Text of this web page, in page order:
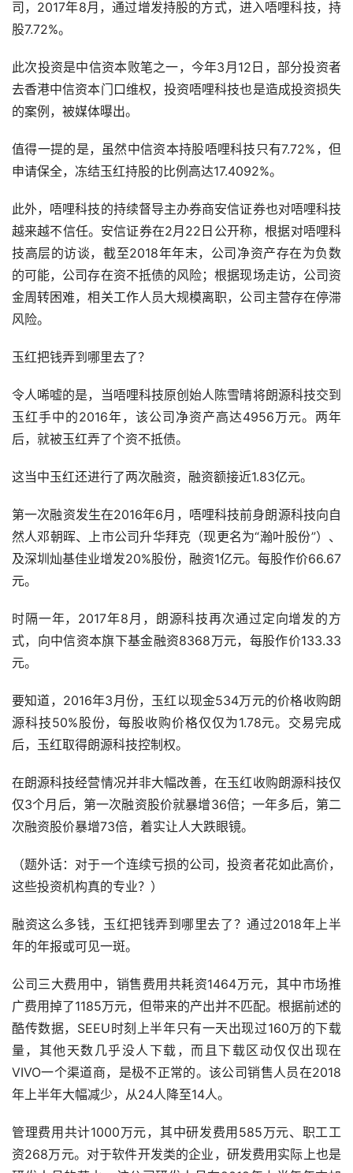
司，2017年8月，通过增发持股的方式，进入唔哩科技，持
股7.72%。
此次投资是中信资本败笔之一，今年3月12日，部分投资者
去香港中信资本门口维权，投资唔哩科技也是造成投资损失
的案例，被媒体曝出。
值得一提的是，虽然中信资本持股唔哩科技只有7.72%，但
申请保全，冻结玉红持股的比例高达17.4092%。
此外，唔哩科技的持续督导主办券商安信证券也对唔哩科技
越来越不信任。安信证券在2月22日公开称，根据对唔哩科
技高层的访谈，截至2018年年末，公司净资产存在为负数
的可能，公司存在资不抵债的风险；根据现场走访，公司资
金周转困难，相关工作人员大规模离职，公司主营存在停滞
风险。
玉红把钱弄到哪里去了？
令人唏嘘的是，当唔哩科技原创始人陈雪晴将朗源科技交到
玉红手中的2016年，该公司净资产高达4956万元。两年
后，就被玉红弄了个资不抵债。
这当中玉红还进行了两次融资，融资额接近1.83亿元。
第一次融资发生在2016年6月，唔哩科技前身朗源科技向自
然人邓朝晖、上市公司升华拜克（现更名为“瀚叶股份”）、
及深圳灿基佳业增发20%股份，融资1亿元。每股作价66.67
元。
时隔一年，2017年8月，朗源科技再次通过定向增发的方
式，向中信资本旗下基金融资8368万元，每股作价133.33
元。
要知道，2016年3月份，玉红以现金534万元的价格收购朗
源科技50%股份，每股收购价格仅仅为1.78元。交易完成
后，玉红取得朗源科技控制权。
在朗源科技经营情况并非大幅改善，在玉红收购朗源科技仅
仅3个月后，第一次融资股价就暴增36倍；一年多后，第二
次融资股价暴增73倍，着实让人大跌眼镜。
（题外话：对于一个连续亏损的公司，投资者花如此高价，
这些投资机构真的专业？）
融资这么多钱，玉红把钱弄到哪里去了？通过2018年上半
年的年报或可见一斑。
公司三大费用中，销售费用共耗资1464万元，其中市场推
广费用掉了1185万元，但带来的产出并不匹配。根据前述的
酷传数据，SEEU时刻上半年只有一天出现过160万的下载
量，其他天数几乎没人下载，而且下载区动仅仅出现在
VIVO一个渠道商，是极不正常的。该公司销售人员在2018
年上半年大幅减少，从24人降至14人。
管理费用共计1000万元，其中研发费用585万元、职工工
资268万元。对于软件开发类的企业，研发费用实际上也是